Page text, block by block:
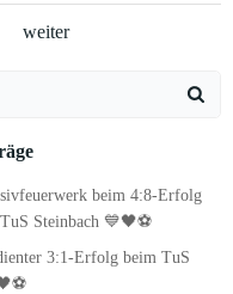
Posts
weiter
beim 4:8-Erfolg
Steinbach 💙🖤⚽
3:1-Erfolg beim TuS